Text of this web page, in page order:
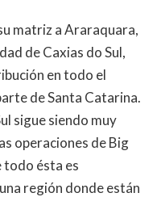
matriz a Araraquara,
de Caxias do Sul,
en todo el
de Santa Catarina.
sigue siendo muy
operaciones de Big
todo ésta es
región donde están